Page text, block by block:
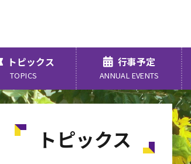
トピックス
TOPICS
行事予定
ANNUAL EVENTS
トピックス